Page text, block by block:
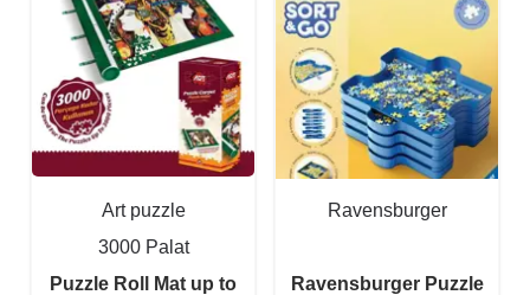
Art puzzle
3000 Palat
Puzzle Roll Mat up to
Ravensburger
Ravensburger Puzzle